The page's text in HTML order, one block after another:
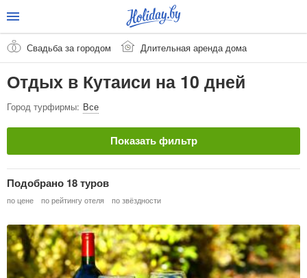
Свадьба за городом Длительная аренда дома
Отдых в Кутаиси на 10 дней
Город турфирмы: Все
Показать фильтр
Грузия
Город / Курорт Очистить
Кутаиси
Подобрано 18 туров
по цене по рейтингу отеля по звёздности